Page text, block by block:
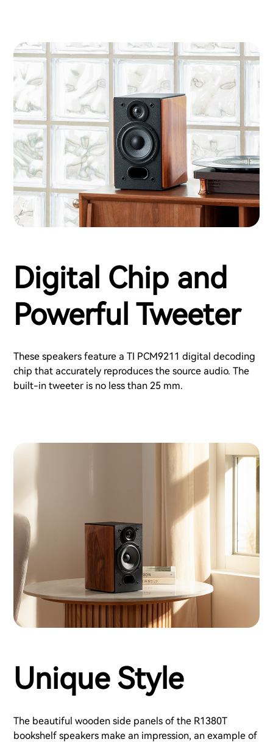
Digital Chip and
Powerful Tweeter
These speakers feature a TI PCM9211 digital decoding
chip that accurately reproduces the source audio. The
built-in tweeter is no less than 25 mm.
Unique Style
The beautiful wooden side panels of the R1380T
bookshelf speakers make an impression, an example of